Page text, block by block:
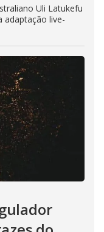
Uli Latukefu
adaptação live-